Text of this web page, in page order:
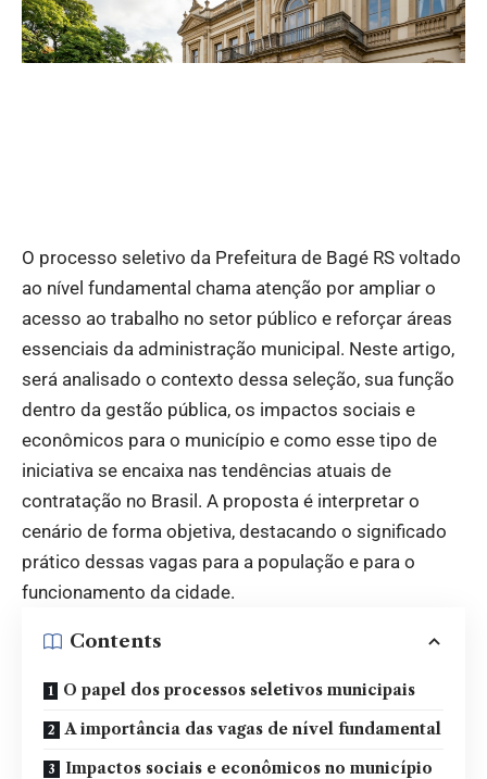
O processo seletivo da Prefeitura de Bagé RS voltado
ao nível fundamental chama atenção por ampliar o
acesso ao trabalho no setor público e reforçar áreas
essenciais da administração municipal. Neste artigo,
será analisado o contexto dessa seleção, sua função
dentro da gestão pública, os impactos sociais e
econômicos para o município e como esse tipo de
iniciativa se encaixa nas tendências atuais de
contratação no Brasil. A proposta é interpretar o
cenário de forma objetiva, destacando o significado
prático dessas vagas para a população e para o
funcionamento da cidade.
Contents
O papel dos processos seletivos municipais
A importância das vagas de nível fundamental
Impactos sociais e econômicos no município